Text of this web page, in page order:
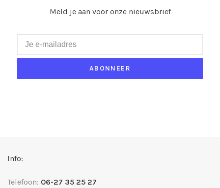
Meld je aan voor onze nieuwsbrief
ABONNEER
Info:
Telefoon: 06-27 35 25 27